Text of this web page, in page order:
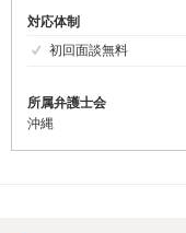
対応体制
初回面談無料
所属弁護士会
沖縄